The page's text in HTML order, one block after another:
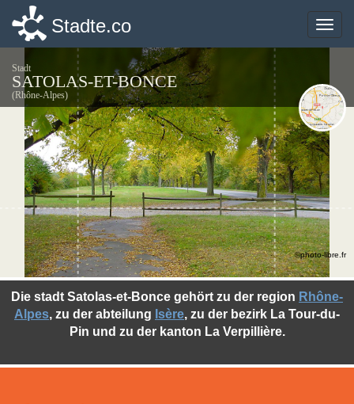
Toggle
Stadte.co
Stadt
SATOLAS-ET-BONCE
(Rhône-Alpes)
Die stadt Satolas-et-Bonce gehört zu der region Rhône-
Alpes, zu der abteilung Isère, zu der bezirk La Tour-du-
Pin und zu der kanton La Verpillière.
©photo-libre.fr
Toggle
Stadte.co